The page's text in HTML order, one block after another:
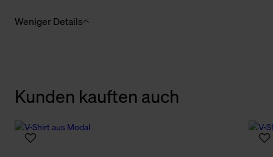
Weniger Details
Kunden kauften auch